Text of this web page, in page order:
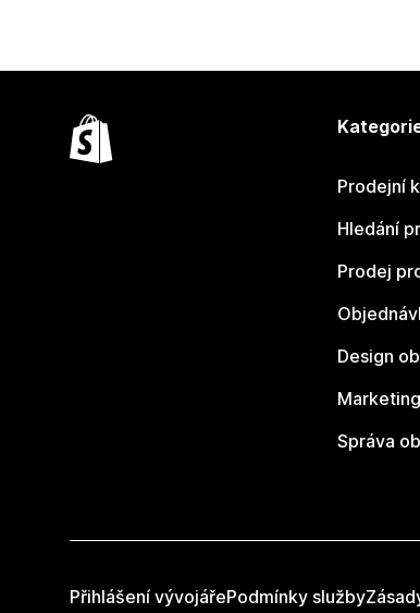
Prodejní
Hledání
Prodej
Design
Správa
Přihlášení vývojářePodmínky služby